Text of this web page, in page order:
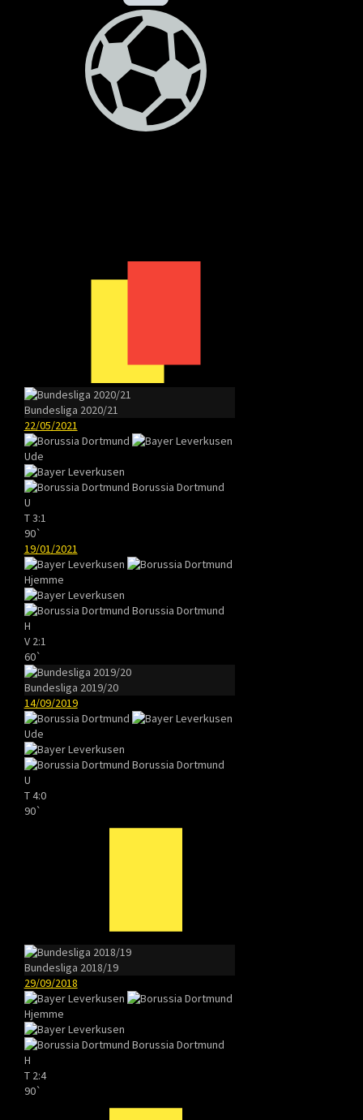
Bundesliga 2020/21
22/05/2021
Ude
Borussia Dortmund
U
T3:1
90`
19/01/2021
Hjemme
Borussia Dortmund
H
V 2:1
60`
Bundesliga 2019/20
14/09/2019
Ude
Borussia Dortmund
U
T4:0
90`
Bundesliga 2018/19
29/09/2018
Hjemme
Borussia Dortmund
H
T 2:4
90`